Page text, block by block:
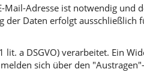
Mail-Adresse ist notwendig und
der Daten erfolgt ausschließlich
a DSGVO) verarbeitet. Ein
sich über den